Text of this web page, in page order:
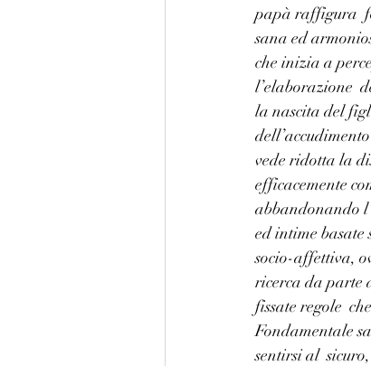
papà raffigura
sana ed
che inizia a
l’elaborazione
la nascita del
vede ridotta la
efficacemente
abbandonando
ed intime basate
socio-affettiva,
ricerca da parte
fissate regole
Fondamentale
sentirsi al